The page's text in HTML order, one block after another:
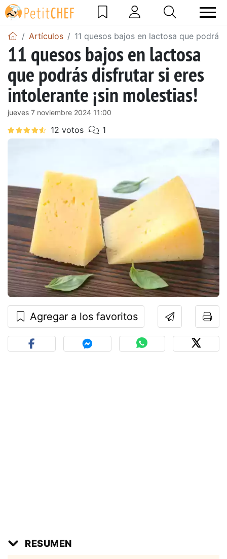
Artículos 11 quesos bajos en lactosa que
11 quesos bajos en lactosa
que podrás disfrutar si eres
intolerante ¡sin molestias!
jueves 7 noviembre 2024 11:00
Agregar a los favoritos
RESUMEN